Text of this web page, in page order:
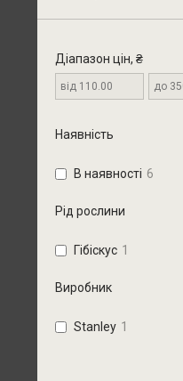
Діапазон цін, ₴
Наявність
В наявності 6
Рід рослини
Гібіскус 1
Виробник
Stanley 1